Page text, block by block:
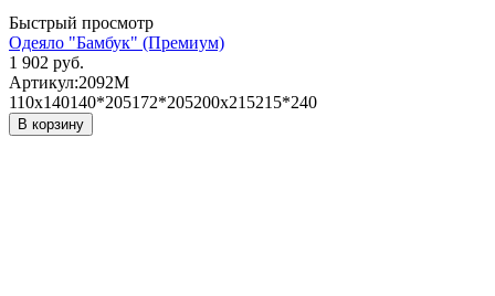
Быстрый просмотр
Одеяло "Бамбук" (Премиум)
1 902 руб.
Артикул:2092М
110х140140*205172*205200х215215*240
В корзину